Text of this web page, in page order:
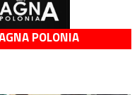
POLONIA